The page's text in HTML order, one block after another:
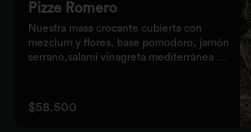
Pizze Romero
Nuestra masa crocante cubierta con
mezclum y flores, base pomodoro, jamón
serrano,salami vinagreta mediterránea y
$58.500